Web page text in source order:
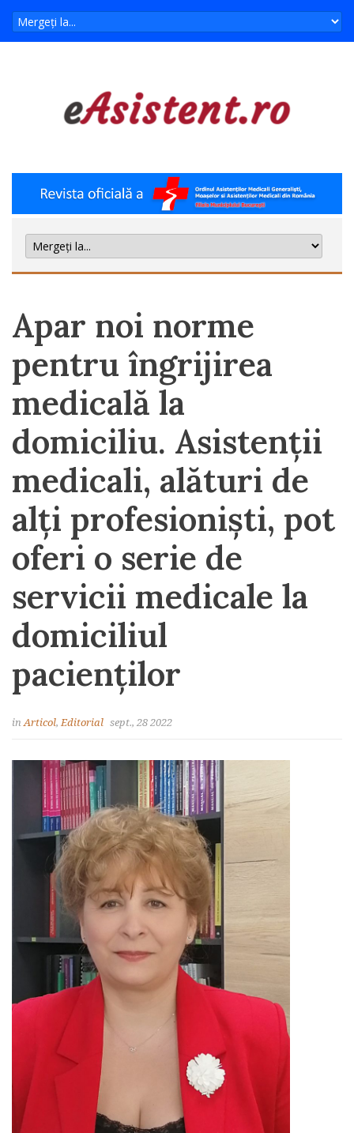
Apar noi norme
pentru îngrijirea
medicală la
domiciliu. Asistenții
medicali, alături de
alți profesioniști, pot
oferi o serie de
servicii medicale la
domiciliul
pacienților
inArticol, Editorial sept., 28 2022